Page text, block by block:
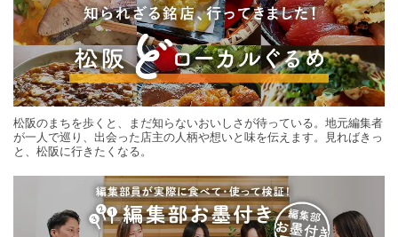
松阪のまちを歩くと、まだ知らないおいしさが待っている。地元編集者
が一人で巡り、出会った店主の人柄や想いと味を伝えます。見ればきっ
と、松阪に行きたくなる。